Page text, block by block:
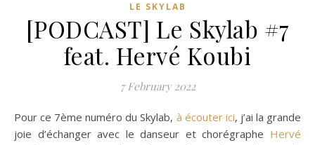
LE SKYLAB
[PODCAST] Le Skylab #7
feat. Hervé Koubi
7 February 2022
Pour ce 7ème numéro du Skylab, à écouter ici, j’ai la grande
joie d’échanger avec le danseur et chorégraphe Hervé